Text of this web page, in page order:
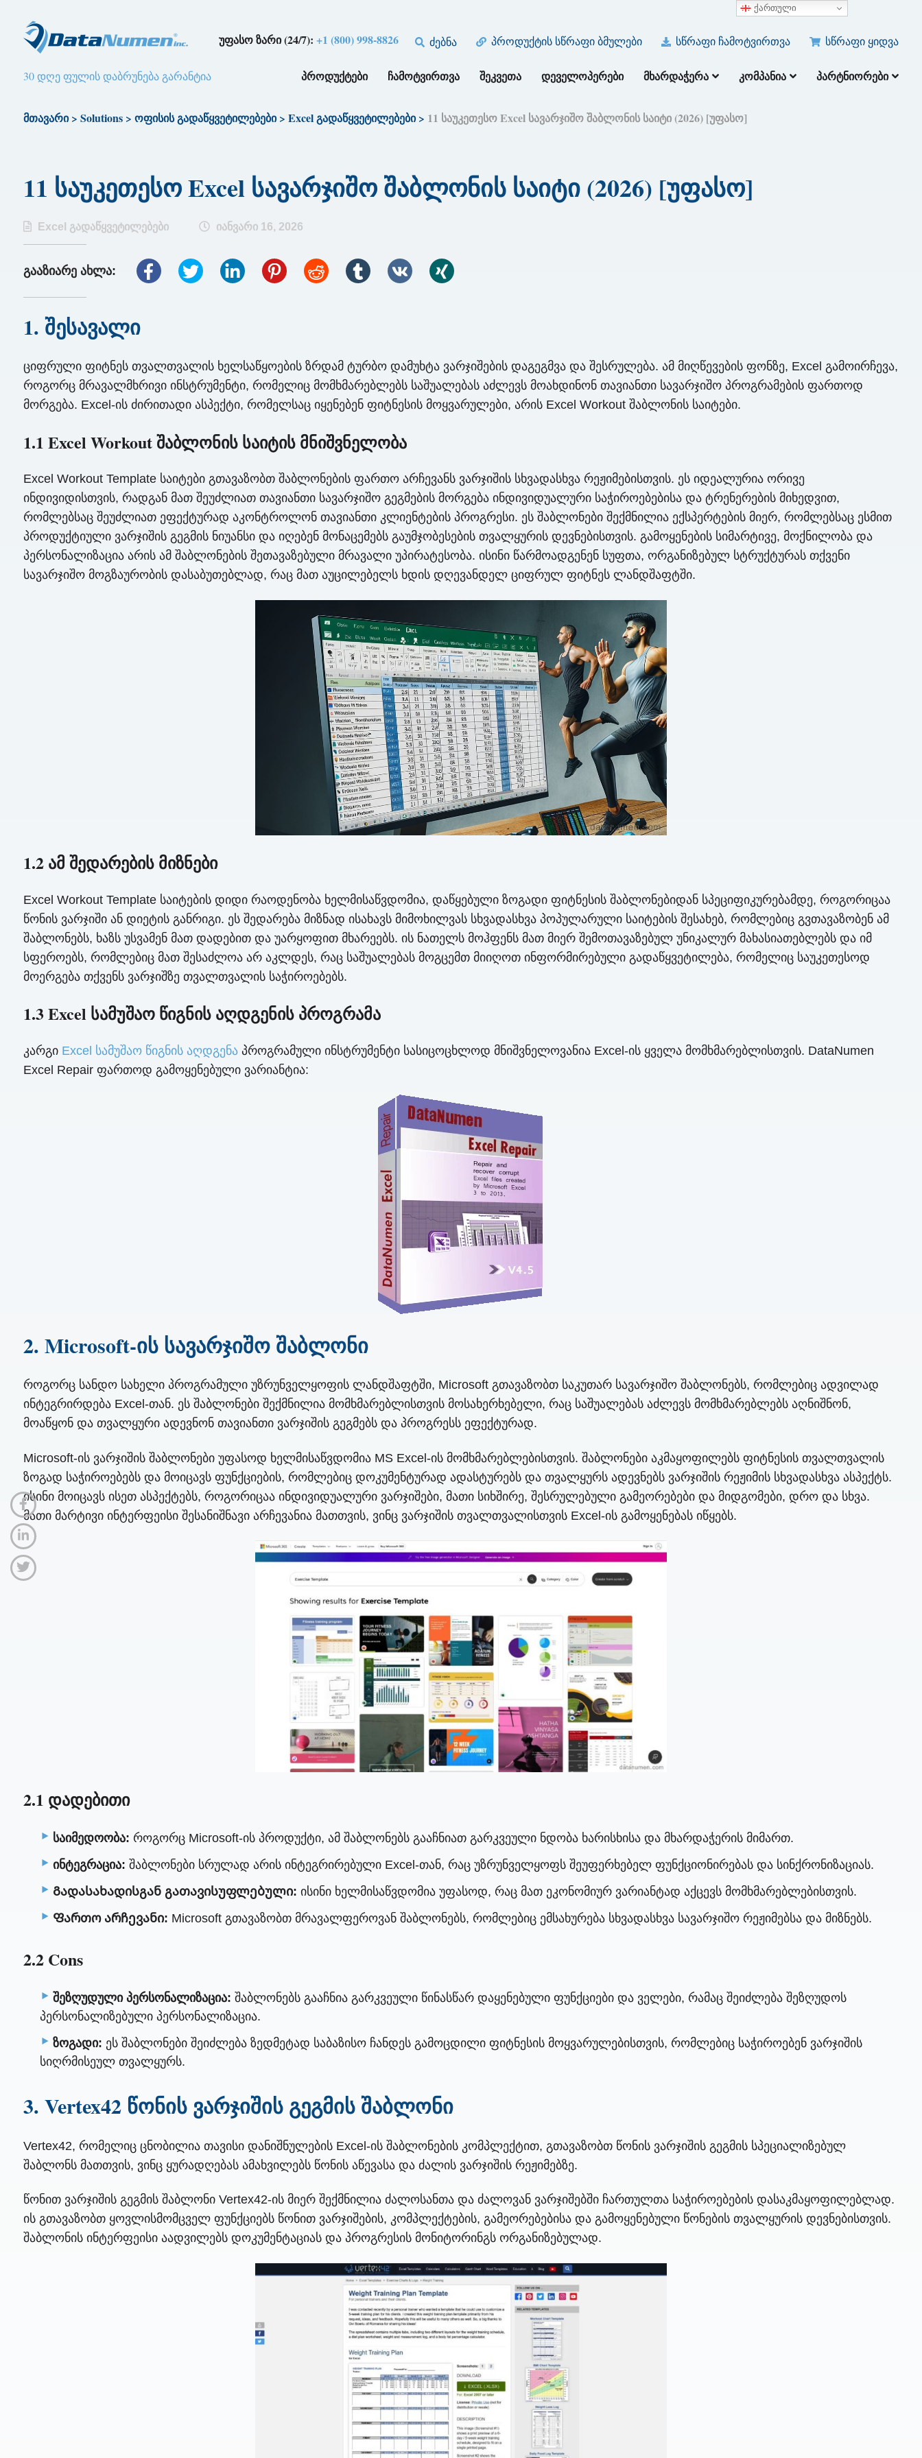
უფასო ზარი (24/7):+1 (800) 998-8826 ძებნა პროდუქტის სწრაფი ბმულები სწრაფი ჩამოტვირთვა სწრაფი ყიდვა
30 დღე ფულის დაბრუნება გარანტია ᲞᲠᲝᲓᲣᲥᲢᲔᲑᲘ ᲩᲐᲛᲝᲢᲕᲘᲠᲗᲕᲐ ᲨᲔᲙᲕᲔᲗᲐ ᲓᲔᲕᲔᲚᲝᲞᲔᲠᲔᲑᲘ ᲛᲮᲐᲠᲓᲐᲭᲔᲠᲐ ᲙᲝᲛᲞᲐᲜᲘᲐ ᲞᲐᲠᲢᲜᲘᲝᲠᲔᲑᲘ
მთავარი> Solutions> ოფისის გადაწყვეტილებები> Excel გადაწყვეტილებები> 11 საუკეთესო Excel სავარჯიშო შაბლონის საიტი (2026) [უფასო]
11 საუკეთესო Excel სავარჯიშო შაბლონის საიტი (2026) [უფასო]
Excel გადაწყვეტილებები იანვარი 16, 2026
გააზიარე ახლა:
1. შესავალი
ციფრული ფიტნეს თვალთვალის ხელსაწყოების ზრდამ ტურბო დამუხტა ვარჯიშების დაგეგმვა და შესრულება. ამ მიღწევების ფონზე, Excel გამოირჩევა,
როგორც მრავალმხრივი ინსტრუმენტი, რომელიც მომხმარებლებს საშუალებას აძლევს მოახდინონ თავიანთი სავარჯიშო პროგრამების ფართოდ
მორგება. Excel-ის ძირითადი ასპექტი, რომელსაც იყენებენ ფიტნესის მოყვარულები, არის Excel Workout შაბლონის საიტები.
1.1 Excel Workout შაბლონის საიტის მნიშვნელობა
Excel Workout Template საიტები გთავაზობთ შაბლონების ფართო არჩევანს ვარჯიშის სხვადასხვა რეჟიმებისთვის. ეს იდეალურია ორივე
ინდივიდისთვის, რადგან მათ შეუძლიათ თავიანთი სავარჯიშო გეგმების მორგება ინდივიდუალური საჭიროებებისა და ტრენერების მიხედვით,
რომლებსაც შეუძლიათ ეფექტურად აკონტროლონ თავიანთი კლიენტების პროგრესი. ეს შაბლონები შექმნილია ექსპერტების მიერ, რომლებსაც ესმით
პროდუქტიული ვარჯიშის გეგმის ნიუანსი და იღებენ მონაცემებს გაუმჯობესების თვალყურის დევნებისთვის. გამოყენების სიმარტივე, მოქნილობა და
პერსონალიზაცია არის ამ შაბლონების შეთავაზებული მრავალი უპირატესობა. ისინი წარმოადგენენ სუფთა, ორგანიზებულ სტრუქტურას თქვენი
სავარჯიშო მოგზაურობის დასაბუთებლად, რაც მათ აუცილებელს ხდის დღევანდელ ციფრულ ფიტნეს ლანდშაფტში.
1.2 ამ შედარების მიზნები
Excel Workout Template საიტების დიდი რაოდენობა ხელმისაწვდომია, დაწყებული ზოგადი ფიტნესის შაბლონებიდან სპეციფიკურებამდე, როგორიცაა
წონის ვარჯიში ან დიეტის განრიგი. ეს შედარება მიზნად ისახავს მიმოხილვას სხვადასხვა პოპულარული საიტების შესახებ, რომლებიც გვთავაზობენ ამ
შაბლონებს, ხაზს უსვამენ მათ დადებით და უარყოფით მხარეებს. ის ნათელს მოჰფენს მათ მიერ შემოთავაზებულ უნიკალურ მახასიათებლებს და იმ
სფეროებს, რომლებიც მათ შესაძლოა არ აკლდეს, რაც საშუალებას მოგცემთ მიიღოთ ინფორმირებული გადაწყვეტილება, რომელიც საუკეთესოდ
მოერგება თქვენს ვარჯიშზე თვალთვალის საჭიროებებს.
1.3 Excel სამუშაო წიგნის აღდგენის პროგრამა
კარგი Excel სამუშაო წიგნის აღდგენაპროგრამული ინსტრუმენტი სასიცოცხლოდ მნიშვნელოვანია Excel-ის ყველა მომხმარებლისთვის. DataNumen
Excel Repair ფართოდ გამოყენებული ვარიანტია:
2. Microsoft-ის სავარჯიშო შაბლონი
როგორც სანდო სახელი პროგრამული უზრუნველყოფის ლანდშაფტში, Microsoft გთავაზობთ საკუთარ სავარჯიშო შაბლონებს, რომლებიც ადვილად
ინტეგრირდება Excel-თან. ეს შაბლონები შექმნილია მომხმარებლისთვის მოსახერხებელი, რაც საშუალებას აძლევს მომხმარებლებს აღნიშნონ,
მოაწყონ და თვალყური ადევნონ თავიანთი ვარჯიშის გეგმებს და პროგრესს ეფექტურად.
Microsoft-ის ვარჯიშის შაბლონები უფასოდ ხელმისაწვდომია MS Excel-ის მომხმარებლებისთვის. შაბლონები აკმაყოფილებს ფიტნესის თვალთვალის
ზოგად საჭიროებებს და მოიცავს ფუნქციების, რომლებიც დოკუმენტურად ადასტურებს და თვალყურს ადევნებს ვარჯიშის რეჟიმის სხვადასხვა ასპექტს.
ისინი მოიცავს ისეთ ასპექტებს, როგორიცაა ინდივიდუალური ვარჯიშები, მათი სიხშირე, შესრულებული გამეორებები და მიდგომები, დრო და სხვა.
მათი მარტივი ინტერფეისი შესანიშნავი არჩევანია მათთვის, ვინც ვარჯიშის თვალთვალისთვის Excel-ის გამოყენებას იწყებს.
2.1 დადებითი
საიმედოობა: როგორც Microsoft-ის პროდუქტი, ამ შაბლონებს გააჩნიათ გარკვეული ნდობა ხარისხისა და მხარდაჭერის მიმართ.
ინტეგრაცია: შაბლონები სრულად არის ინტეგრირებული Excel-თან, რაც უზრუნველყოფს შეუფერხებელ ფუნქციონირებას და სინქრონიზაციას.
Გადასახადისგან გათავისუფლებული: ისინი ხელმისაწვდომია უფასოდ, რაც მათ ეკონომიურ ვარიანტად აქცევს მომხმარებლებისთვის.
Ფართო არჩევანი: Microsoft გთავაზობთ მრავალფეროვან შაბლონებს, რომლებიც ემსახურება სხვადასხვა სავარჯიშო რეჟიმებსა და მიზნებს.
2.2 Cons
შეზღუდული პერსონალიზაცია: შაბლონებს გააჩნია გარკვეული წინასწარ დაყენებული ფუნქციები და ველები, რამაც შეიძლება შეზღუდოს
პერსონალიზებული პერსონალიზაცია.
ზოგადი: ეს შაბლონები შეიძლება ზედმეტად საბაზისო ჩანდეს გამოცდილი ფიტნესის მოყვარულებისთვის, რომლებიც საჭიროებენ ვარჯიშის
სიღრმისეულ თვალყურს.
3. Vertex42 წონის ვარჯიშის გეგმის შაბლონი
Vertex42, რომელიც ცნობილია თავისი დანიშნულების Excel-ის შაბლონების კომპლექტით, გთავაზობთ წონის ვარჯიშის გეგმის სპეციალიზებულ
შაბლონს მათთვის, ვინც ყურადღებას ამახვილებს წონის აწევასა და ძალის ვარჯიშის რეჟიმებზე.
წონით ვარჯიშის გეგმის შაბლონი Vertex42-ის მიერ შექმნილია ძალოსანთა და ძალოვან ვარჯიშებში ჩართულთა საჭიროებების დასაკმაყოფილებლად.
ის გთავაზობთ ყოვლისმომცველ ფუნქციებს წონით ვარჯიშების, კომპლექტების, გამეორებებისა და გამოყენებული წონების თვალყურის დევნებისთვის.
შაბლონის ინტერფეისი აადვილებს დოკუმენტაციას და პროგრესის მონიტორინგს ორგანიზებულად.
ქართული